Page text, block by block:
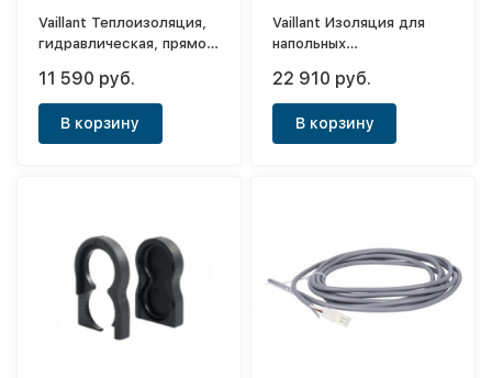
Vaillant Теплоизоляция,
гидравлическая, прямой
11 590 руб.
В корзину
Vaillant Изоляция для
напольных
- 200 l
22 910 руб.
В корзину